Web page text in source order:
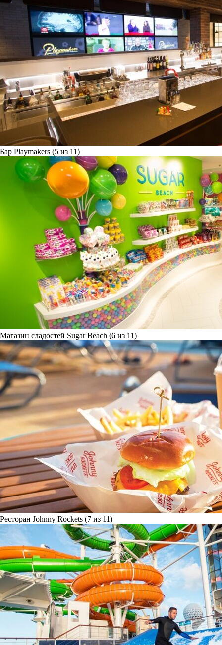
Бар Playmakers (5 из 11)
Магазин сладостей Sugar Beach (6 из 11)
Ресторан Johnny Rockets (7 из 11)